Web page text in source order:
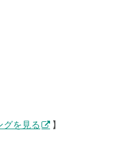
グを見る 】